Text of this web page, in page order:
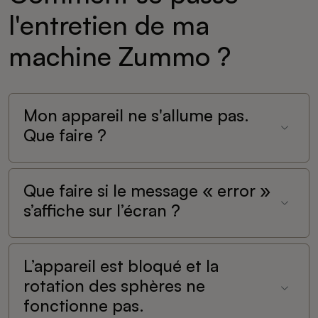
l'entretien de ma
machine Zummo ?
Mon appareil ne s'allume pas.
Que faire ?
Que faire si le message « error »
s’affiche sur l’écran ?
L’appareil est bloqué et la
rotation des sphères ne
fonctionne pas.